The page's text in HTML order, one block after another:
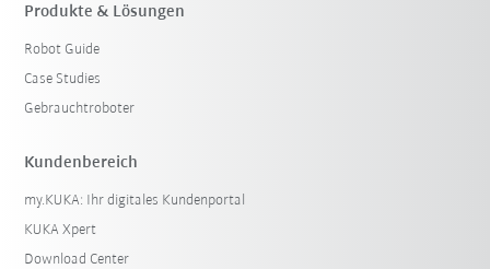
Produkte & Lösungen
Robot Guide
Case Studies
Gebrauchtroboter
Kundenbereich
my.KUKA: Ihr digitales Kundenportal
KUKA Xpert
Download Center